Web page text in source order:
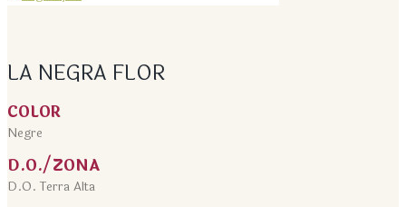
LA NEGRA FLOR
COLOR
Negre
D.O./ZONA
D.O. Terra Alta